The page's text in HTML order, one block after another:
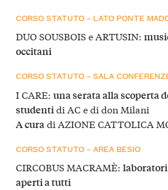
CORSO STATUTO – LATO PONTE
DUO SOUSBOIS e ARTUSIN:
occitani
CORSO STATUTO – SALA
I CARE: una serata alla scoperta
studenti di AC e di don Milani
A cura di AZIONE CATTOLICA
CORSO STATUTO – AREA BESIO
CIRCOBUS MACRAMÈ:
aperti a tutti